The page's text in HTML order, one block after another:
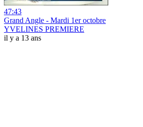
47:43
Grand Angle - Mardi 1er octobre
YVELINES PREMIERE
il y a 13 ans